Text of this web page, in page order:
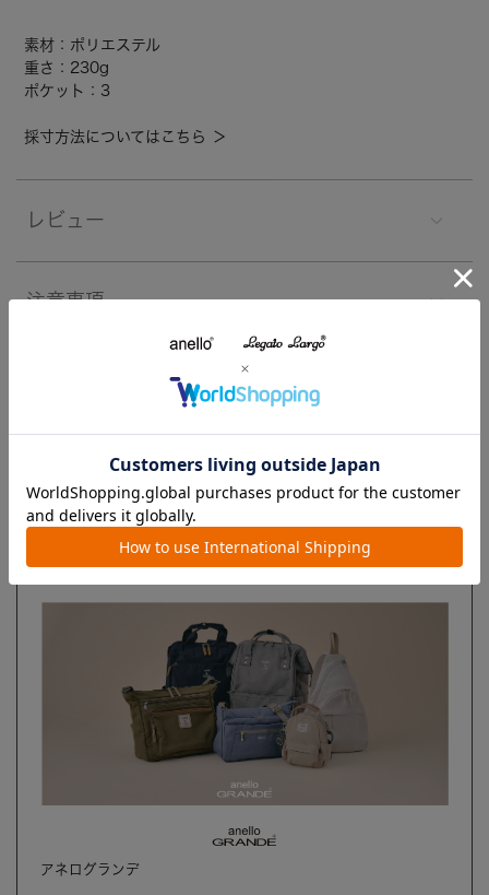
素材：ポリエステル
重さ：230g
ポケット：3
採寸方法についてはこちら ＞
レビュー
注意事項
アネログランデ